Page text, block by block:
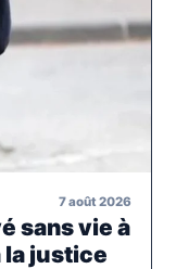
7 août 2026
sans vie à
la justice